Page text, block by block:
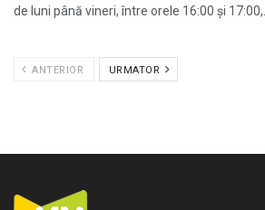
de luni până vineri, între orele 16:00 și 17:00,...
ANTERIOR URMATOR